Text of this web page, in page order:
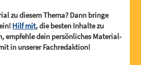
zu diesem Thema? Dann bringe
Hilf mit, die besten Inhalte zu
empfehle dein persönliches Material-
in unserer Fachredaktion!